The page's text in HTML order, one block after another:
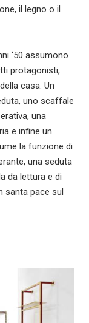
il legno o il
‘50 assumono
protagonisti,
casa. Un
uno scaffale
una
e infine un
la funzione di
una seduta
da lettura e di
santa pace sul